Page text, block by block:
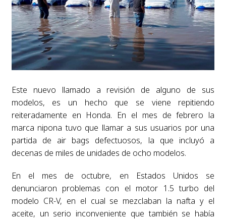
Este nuevo llamado a revisión de alguno de sus
modelos, es un hecho que se viene repitiendo
reiteradamente en Honda. En el mes de febrero la
marca nipona tuvo que llamar a sus usuarios por una
partida de air bags defectuosos, la que incluyó a
decenas de miles de unidades de ocho modelos.
En el mes de octubre, en Estados Unidos se
denunciaron problemas con el motor 1.5 turbo del
modelo CR-V, en el cual se mezclaban la nafta y el
aceite, un serio inconveniente que también se había